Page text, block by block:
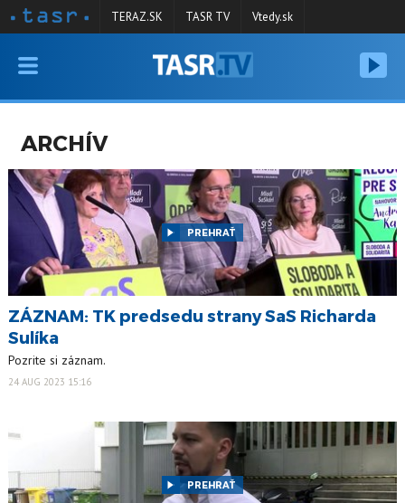
VYSIELANIE
SPRAVODAJSTVO
KONTAKT
ARCHÍV
TERAZ.SK TASR TV Vtedy.sk
ARCHÍV
PREHRAŤ
ZÁZNAM: TK predsedu strany SaS Richarda
Sulíka
Pozrite si záznam.
24 AUG 2023 15:16
PREHRAŤ